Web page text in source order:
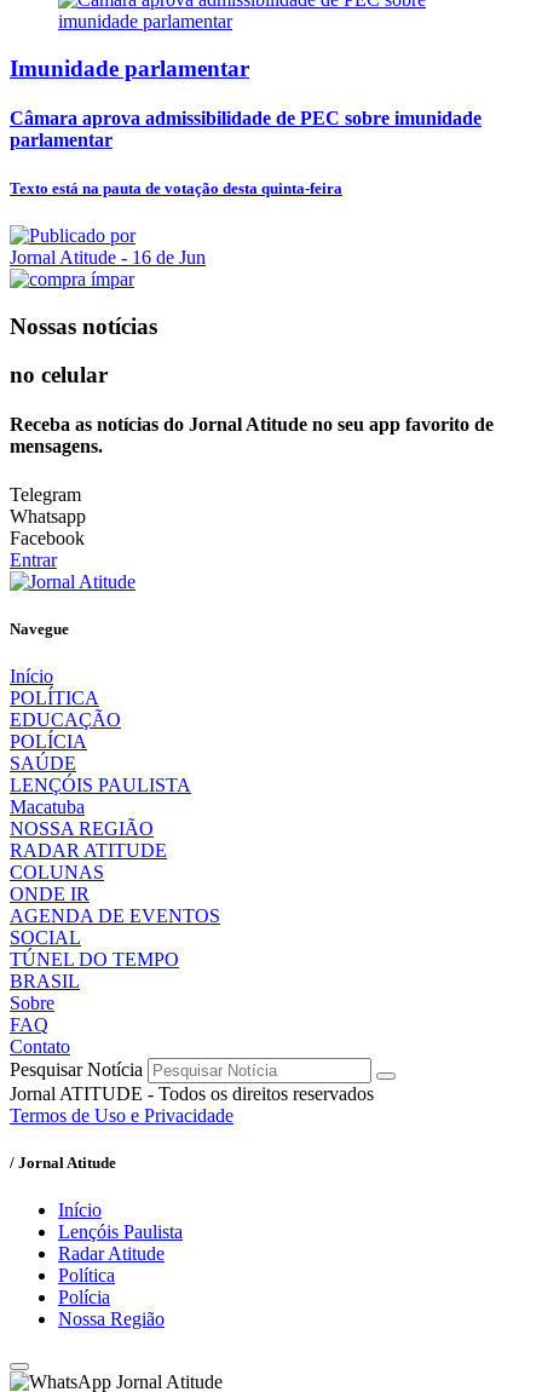
Imunidade parlamentar
Câmara aprova admissibilidade de PEC sobre imunidade
parlamentar
Texto está na pauta de votação desta quinta-feira
Jornal Atitude - 16 de Jun
Nossas notícias
no celular
Receba as notícias do Jornal Atitude no seu app favorito de
mensagens.
Telegram
Whatsapp
Facebook
Entrar
Navegue
Início
POLÍTICA
EDUCAÇÃO
POLÍCIA
SAÚDE
LENÇÓIS PAULISTA
Macatuba
NOSSA REGIÃO
RADAR ATITUDE
COLUNAS
ONDE IR
AGENDA DE EVENTOS
SOCIAL
TÚNEL DO TEMPO
BRASIL
Sobre
FAQ
Contato
Pesquisar Notícia
Jornal ATITUDE - Todos os direitos reservados
Termos de Uso e Privacidade
/ Jornal Atitude
Início
Lençóis Paulista
Radar Atitude
Política
Polícia
Nossa Região
Jornal Atitude